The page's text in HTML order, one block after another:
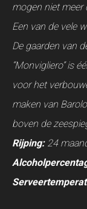
mogen niet meer
Een van de vele
De gaarden van
“Monvigliero” is
voor het
maken van
boven de
Rijping:24